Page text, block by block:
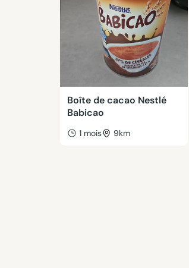
Boîte de cacao Nestlé
Babicao
1 mois 9km